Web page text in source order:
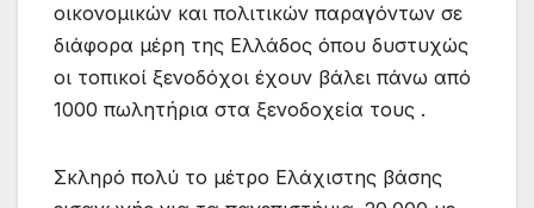
οικονομικών και πολιτικών παραγόντων σε
διάφορα μέρη της Ελλάδος όπου δυστυχώς
οι τοπικοί ξενοδόχοι έχουν βάλει πάνω από
1000 πωλητήρια στα ξενοδοχεία τους .
Σκληρό πολύ το μέτρο Ελάχιστης βάσης